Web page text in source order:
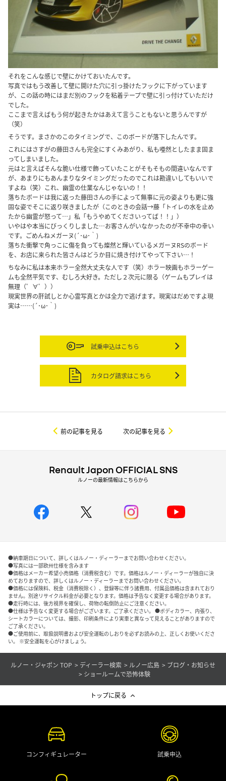
それをこんな感じで壁にかけておいたんです。
写真ではもう改善して壁に開けた穴に引っ掛けたフックに下がっています
が、この話の時にはまだ別のフックを粘着テープで壁に引っ付けていただけ
でした。
ここまで言えばもう何が起きたかはあえて言うこともないと思うんですが
（笑）
そうです。まさかのこのタイミングで、このボードが落下したんです。
これにはさすがの藤田さんも完全にすくみあがり、私も唖然としたまま固ま
ってしまいました。
元はと言えばそんな脆い仕様で飾っていたことがそもそもの間違いなんです
が、あまりにもあんまりなタイミングだったのでこれは勘違いしてもいいで
すよね（笑）これ、幽霊の仕業なんじゃないの！！
落ちたボードは我に返った藤田さんの手によって無事に元の姿よりも更に強
固な姿でそこに返り咲きましたが（このときの会話→藤「トイレの水を止め
たから幽霊が怒って…」私「もうやめてくださいってば！！」）
いやはや本当にびっくりしました…お客さんがいなかったのが不幸中の幸い
です。ごめんねメガーヌ(´･ω･｀)
落ちた衝撃で角っこに傷を負っても燦然と輝いているメガーヌRSのボード
を、お店に来られた皆さんはどうか目に焼き付けてやって下さい…！
ちなみに私は本来ホラー全然大丈夫な人です（笑）ホラー映画もホラーゲー
ムも全然平気です、むしろ大好き。ただし２次元に限る（ゲームもプレイは
無理（゜∀゜））
現実世界の肝試しとか心霊写真とかは全力で逃げます。現実はだめですよ現
実は……(´･ω･｀)
試乗申込はこちら
カタログ請求はこちら
前の記事を見る 次の記事を見る
Renault Japon OFFICIAL SNS
ルノーの最新情報はこちらから
●納車期日について、詳しくはルノー・ディーラーまでお問い合わせください。
●写真には一部欧州仕様を含みます
●価格はメーカー希望小売価格（消費税含む）です。価格はルノー・ディーラーが独自に決
めておりますので、詳しくはルノー・ディーラーまでお問い合わせください。
●価格には保険料、税金（消費税除く）、登録等に伴う諸費用、付属品価格は含まれており
ません。別途リサイクル料金が必要となります。価格は予告なく変更する場合があります。
●走行時には、後方視界を確保し、荷物の転倒防止にご注意ください。
●仕様は予告なく変更する場合がございます。ご了承ください。 ●ボディカラー、内張り、
シートカラーについては、撮影、印刷条件により実車と異なって見えることがありますので
ご了承ください。
●ご使用前に、取扱説明書および安全運転のしおりを必ずお読みの上、正しくお使いくださ
い。 ※安全運転を心がけましょう。
ルノー・ジャポン TOP ディーラー検索 ルノー広島
ブログ・お知らせ
ショールームで恐怖体験
トップに戻る
コンフィギュレーター 試乗申込